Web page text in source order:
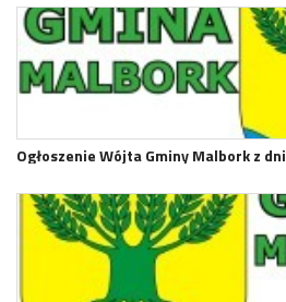
Ogłoszenie Wójta Gminy Malbork z